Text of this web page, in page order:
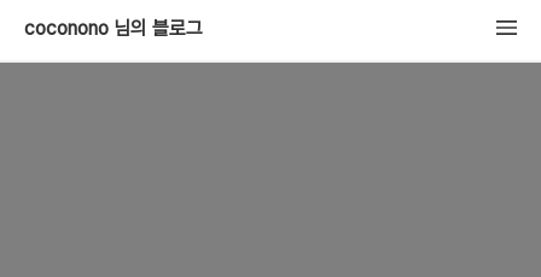
coconono 님의 블로그